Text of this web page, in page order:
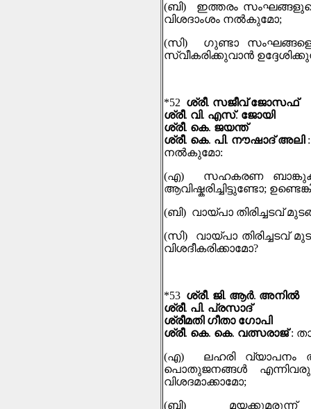
(ബി) ഇത്തരം
വിശദാംശം നല്‍കുമോ;
(സി) ഗുണ്ടാ
സ്വീകരിക്കുവാൻ
*52 ശ്രീ. സജീവ് ജോസഫ്
ശ്രീ. വി. എസ്. ജോയി
ശ്രീ. കെ. ജയന്ത്
ശ്രീ. കെ. പി. നൗഷാദ് അലി
നല്‍കുമോ:
(എ) സഹകരണ
ആവിഷ്കരിച്ചിട്ടുണ്ടോ;
(ബി) വായ്പാ തിരിച്ചടവ്
(സി) വായ്പാ തിരിച്ചടവ്
വിശദീകരിക്കാമോ?
*53 ശ്രീ. ജി. ആര്‍. അനില്‍
ശ്രീ. പി. പ്രസാദ്
ശ്രീമതി ഗീതാ ഗോപി
ശ്രീ. കെ. കെ. വത്സരാജ് :
(എ) ലഹരി വ്യാപനം
പൊതുജനങ്ങൾ
വിശദമാക്കാമോ;
(ബി)